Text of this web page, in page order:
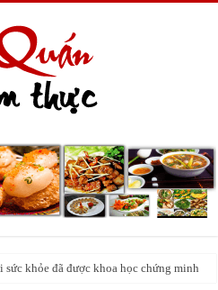
khỏe đã được khoa học chứng minh